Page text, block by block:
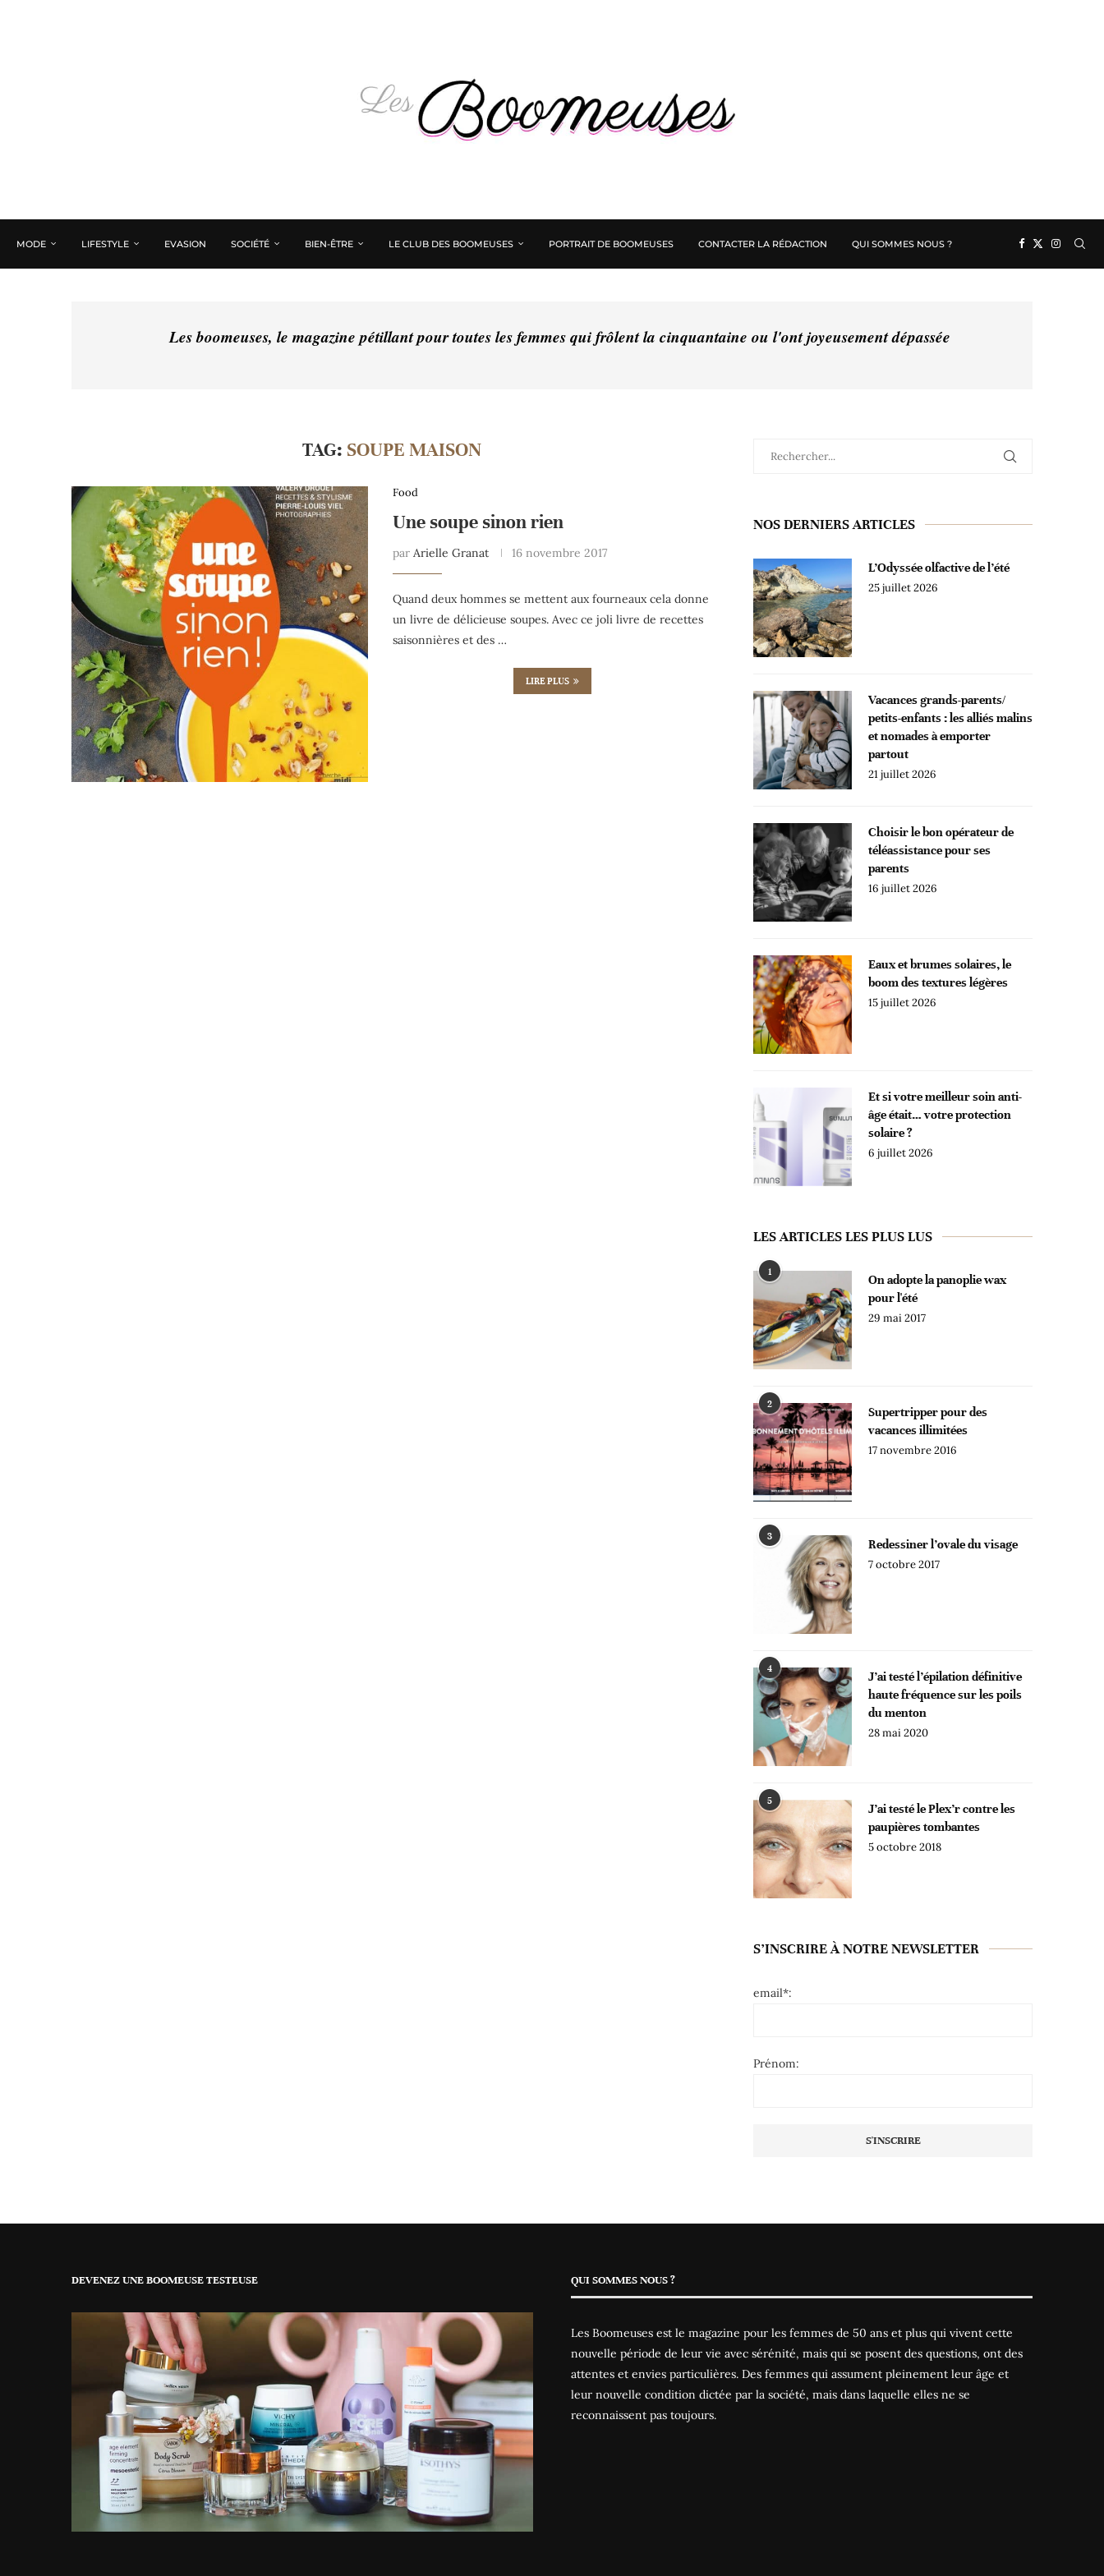
MODE LIFESTYLE EVASION SOCIÉTÉ BIEN-ÊTRE LE CLUB DES BOOMEUSES PORTRAIT DE BOOMEUSES CONTACTER LA RÉDACTION QUI SOMMES NOUS ?
Les boomeuses, le magazine pétillant pour toutes les femmes qui frôlent la cinquantaine ou l'ont joyeusement dépassée
TAG: SOUPE MAISON
Food
Une soupe sinon rien
par Arielle Granat 16 novembre 2017
Quand deux hommes se mettent aux fourneaux cela donne
un livre de délicieuse soupes. Avec ce joli livre de recettes
saisonnières et des …
LIRE PLUS
NOS DERNIERS ARTICLES
L’Odyssée olfactive de l’été
25 juillet 2026
Vacances grands-parents/
petits-enfants : les alliés malins
et nomades à emporter
partout
21 juillet 2026
Choisir le bon opérateur de
téléassistance pour ses
parents
16 juillet 2026
Eaux et brumes solaires, le
boom des textures légères
15 juillet 2026
Et si votre meilleur soin anti-
âge était… votre protection
solaire ?
6 juillet 2026
LES ARTICLES LES PLUS LUS
1
On adopte la panoplie wax
pour l'été
29 mai 2017
2
Supertripper pour des
vacances illimitées
17 novembre 2016
3
Redessiner l’ovale du visage
7 octobre 2017
4
J’ai testé l’épilation définitive
haute fréquence sur les poils
du menton
28 mai 2020
5
J’ai testé le Plex’r contre les
paupières tombantes
5 octobre 2018
S’INSCRIRE À NOTRE NEWSLETTER
email*:
Prénom:
DEVENEZ UNE BOOMEUSE TESTEUSE QUI SOMMES NOUS ?
Les Boomeuses est le magazine pour les femmes de 50 ans et plus qui vivent cette
nouvelle période de leur vie avec sérénité, mais qui se posent des questions, ont des
attentes et envies particulières. Des femmes qui assument pleinement leur âge et
leur nouvelle condition dictée par la société, mais dans laquelle elles ne se
reconnaissent pas toujours.